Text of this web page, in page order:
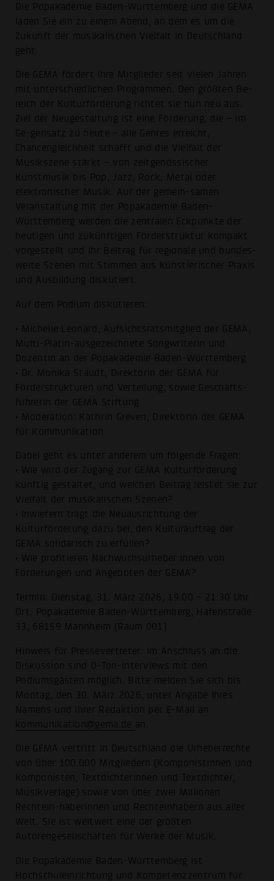
Die Popakademie Baden-Württemberg und die GEMA
laden Sie ein zu einem Abend, an dem es um die
Zukunft der musikalischen Vielfalt in Deutschland
geht.
Die GEMA fördert ihre Mitglieder seit vielen Jahren
mit unterschiedlichen Programmen. Den größten Be-
reich der Kulturförderung richtet sie nun neu aus.
Ziel der Neugestaltung ist eine Förderung, die – im
Ge-gensatz zu heute – alle Genres erreicht,
Chancengleichheit schafft und die Vielfalt der
Musikszene stärkt – von zeitgenössischer
Kunstmusik bis Pop, Jazz, Rock, Metal oder
elektronischer Musik. Auf der gemein-samen
Veranstaltung mit der Popakademie Baden-
Württemberg werden die zentralen Eckpunkte der
heutigen und zukünftigen Förderstruktur kompakt
vorgestellt und ihr Beitrag für regionale und bundes-
weite Szenen mit Stimmen aus künstlerischer Praxis
und Ausbildung diskutiert.
Auf dem Podium diskutieren:
• Michelle Leonard, Aufsichtsratsmitglied der GEMA,
Multi-Platin-ausgezeichnete Songwriterin und
Dozentin an der Popakademie Baden-Württemberg
• Dr. Monika Staudt, Direktorin der GEMA für
Förderstrukturen und Verteilung, sowie Geschäfts-
führerin der GEMA Stiftung
• Moderation: Kathrin Greven, Direktorin der GEMA
für Kommunikation
Dabei geht es unter anderem um folgende Fragen:
• Wie wird der Zugang zur GEMA Kulturförderung
künftig gestaltet, und welchen Beitrag leistet sie zur
Vielfalt der musikalischen Szenen?
• Inwiefern trägt die Neuausrichtung der
Kulturförderung dazu bei, den Kulturauftrag der
GEMA solidarisch zu erfüllen?
• Wie profitieren Nachwuchsurheber:innen von
Förderungen und Angeboten der GEMA?
Termin: Dienstag, 31. März 2026, 19:00 – 21:30 Uhr
Ort: Popakademie Baden-Württemberg, Hafenstraße
33, 68159 Mannheim (Raum 001)
Hinweis für Pressevertreter: Im Anschluss an die
Diskussion sind O-Ton-Interviews mit den
Podiumsgästen möglich. Bitte melden Sie sich bis
Montag, den 30. März 2026, unter Angabe Ihres
Namens und Ihrer Redaktion per E-Mail an
kommunikation@gema.de an.
Die GEMA vertritt in Deutschland die Urheberrechte
von über 100.000 Mitgliedern (Komponistinnen und
Komponisten, Textdichterinnen und Textdichter,
Musikverlage) sowie von über zwei Millionen
Rechtein-haberinnen und Rechteinhabern aus aller
Welt. Sie ist weltweit eine der größten
Autorengesellschaften für Werke der Musik.
Die Popakademie Baden-Württemberg ist
Hochschuleinrichtung und Kompetenzzentrum für